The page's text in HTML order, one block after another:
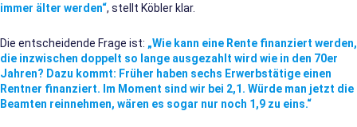
immer älter werden“, stellt Köbler klar.
Die entscheidende Frage ist: „Wie kann eine Rente finanziert werden,
die inzwischen doppelt so lange ausgezahlt wird wie in den 70er
Jahren? Dazu kommt: Früher haben sechs Erwerbstätige einen
Rentner finanziert. Im Moment sind wir bei 2,1. Würde man jetzt die
Beamten reinnehmen, wären es sogar nur noch 1,9 zu eins.“